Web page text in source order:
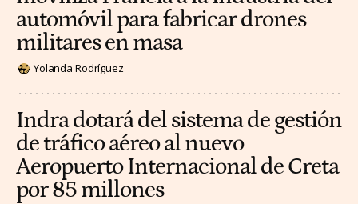
automóvil para fabricar drones
militares en masa
Yolanda Rodríguez
Indra dotará del sistema de gestión
de tráfico aéreo al nuevo
Aeropuerto Internacional de Creta
por 85 millones